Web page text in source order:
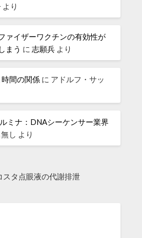
より
ァイザーワクチンの有効性が
まう に志願兵 より
間の関係 に アドルフ・サッ
ルミナ：DNAシーケンサー業界
し より
スタ点眼液の代謝排泄